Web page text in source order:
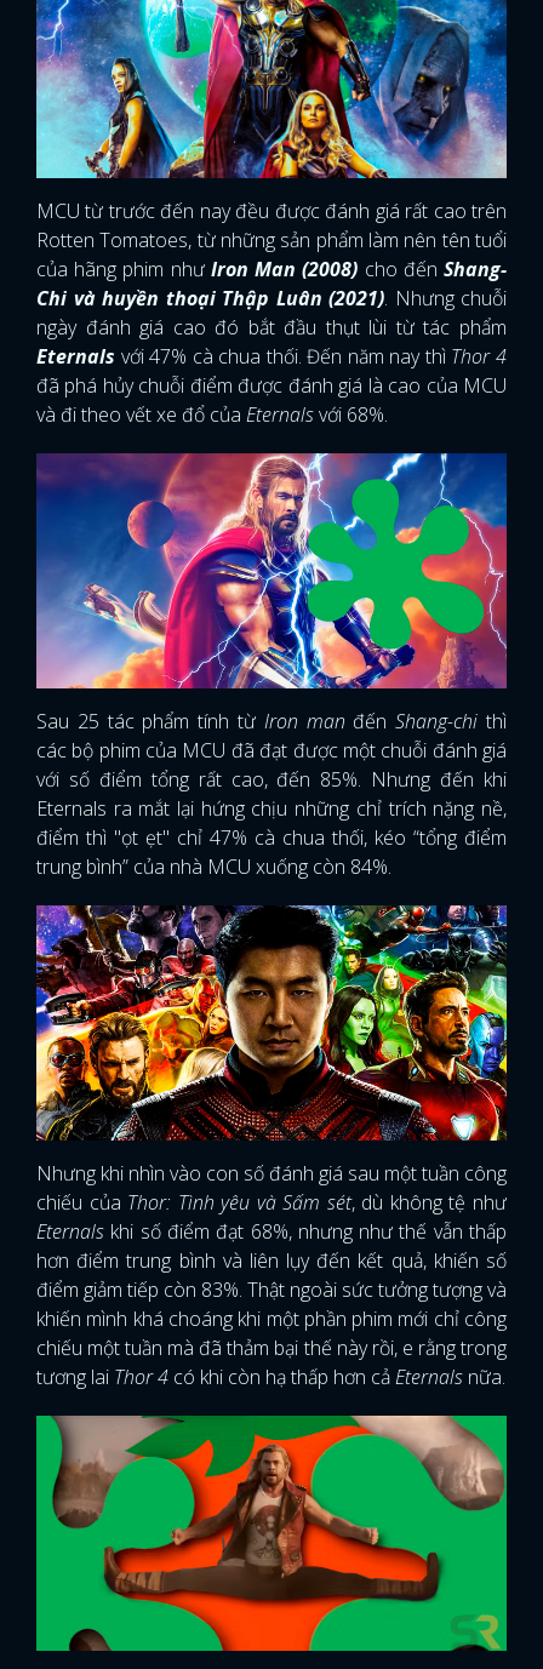
MCU từ trước đến nay đều được đánh giá rất cao trên
Rotten Tomatoes, từ những sản phẩm làm nên tên tuổi
của hãng phim như Iron Man (2008) cho đếnShang-
Chi và huyền thoại Thập Luân (2021). Nhưng chuỗi
ngày đánh giá cao đó bắt đầu thụt lùi từ tác phẩm
Eternals với 47% cà chua thối. Đến năm nay thì Thor 4
đã phá hủy chuỗi điểm được đánh giá là cao của MCU
và đi theo vết xe đổ của Eternalsvới 68%.
Sau 25 tác phẩm tính từ Iron man đếnShang-chithì
các bộ phim của MCU đã đạt được một chuỗi đánh giá
với số điểm tổng rất cao, đến 85%. Nhưng đến khi
Eternals ra mắt lại hứng chịu những chỉ trích nặng nề,
điểm thì "ọt ẹt" chỉ 47% cà chua thối, kéo “tổng điểm
trung bình” của nhà MCU xuống còn 84%.
Nhưng khi nhìn vào con số đánh giá sau một tuần công
chiếu của Thor: Tình yêu và Sấm sét, dù không tệ như
Eternals khi số điểm đạt 68%, nhưng như thế vẫn thấp
hơn điểm trung bình và liên lụy đến kết quả, khiến số
điểm giảm tiếp còn 83%. Thật ngoài sức tưởng tượng và
khiến mình khá choáng khi một phần phim mới chỉ công
chiếu một tuần mà đã thảm bại thế này rồi, e rằng trong
tương lai Thor 4 có khi còn hạ thấp hơn cảEternals nữa.